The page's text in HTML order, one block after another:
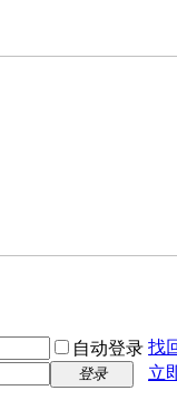
自动登录 找
登录
立